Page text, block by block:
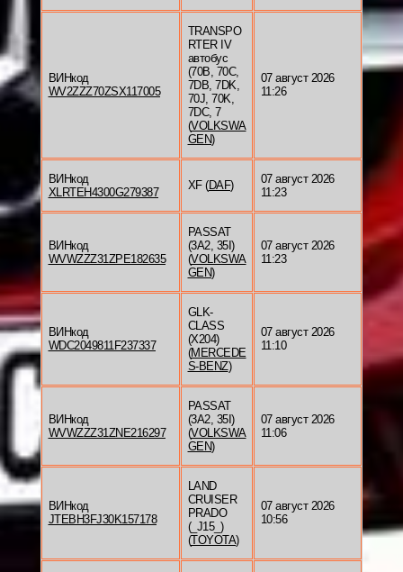
ВИНкод
WV2ZZZ70ZSX117005
TRANSPO
RTER IV
автобус
(70B, 70C,
7DB, 7DK,
70J, 70K,
7DC, 7
(VOLKSWA
GEN)
07 август 2026
11:26
ВИНкод
XLRTEH4300G279387
XF (DAF)
07 август 2026
11:23
ВИНкод
WVWZZZ31ZPE182635
PASSAT
(3A2, 35I)
(VOLKSWA
GEN)
07 август 2026
11:23
ВИНкод
WDC2049811F237337
GLK-
CLASS
(X204)
(MERCEDE
S-BENZ)
07 август 2026
11:10
ВИНкод
WVWZZZ31ZNE216297
PASSAT
(3A2, 35I)
(VOLKSWA
GEN)
07 август 2026
11:06
ВИНкод
JTEBH3FJ30K157178
LAND
CRUISER
PRADO
(_J15_)
(TOYOTA)
07 август 2026
10:56